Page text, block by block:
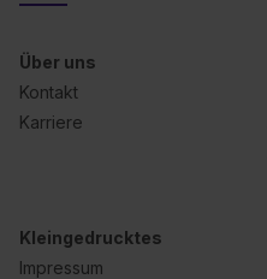
zeigen“. Weitere
Impressum
Über uns
Kontakt
Karriere
Kleingedrucktes
Impressum